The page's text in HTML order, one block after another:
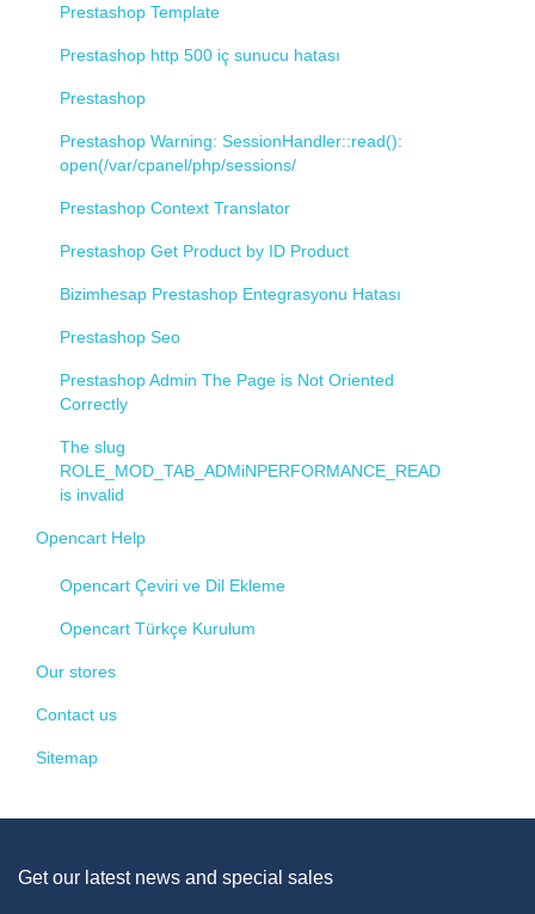
Prestashop Template
Prestashop http 500 iç sunucu hatası
Prestashop
Prestashop Warning: SessionHandler::read():
open(/var/cpanel/php/sessions/
Prestashop Context Translator
Prestashop Get Product by ID Product
Bizimhesap Prestashop Entegrasyonu Hatası
Prestashop Seo
Prestashop Admin The Page is Not Oriented
Correctly
The slug
ROLE_MOD_TAB_ADMiNPERFORMANCE_READ
is invalid
Opencart Help
Opencart Çeviri ve Dil Ekleme
Opencart Türkçe Kurulum
Our stores
Contact us
Sitemap
Get our latest news and special sales